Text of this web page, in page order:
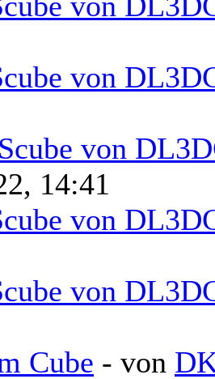
von
von
14:41
von
von
Cube - von